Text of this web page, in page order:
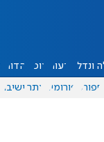
ונדל"ן דעות אוכל יהדות
ספורט פורומים אתר ישיבה